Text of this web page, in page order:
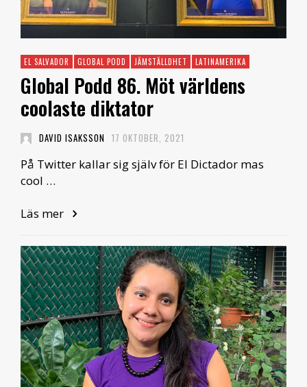
EL SALVADOR GLOBAL PODD JÄMSTÄLLDHET LATINAMERIKA
Global Podd 86. Möt världens
coolaste diktator
DAVID ISAKSSON 17 OKTOBER, 2021
På Twitter kallar sig själv för El Dictador mas
cool …
Läs mer